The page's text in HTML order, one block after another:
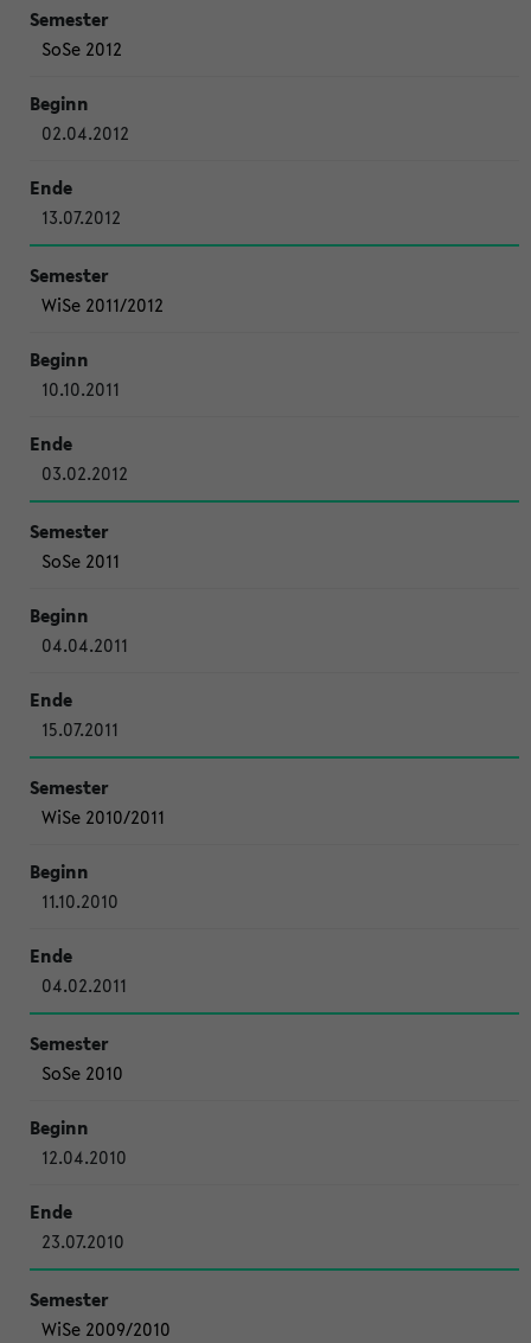
SoSe 2012
02.04.2012
13.07.2012
WiSe 2011/2012
10.10.2011
03.02.2012
SoSe 2011
04.04.2011
15.07.2011
WiSe 2010/2011
11.10.2010
04.02.2011
SoSe 2010
12.04.2010
23.07.2010
WiSe 2009/2010